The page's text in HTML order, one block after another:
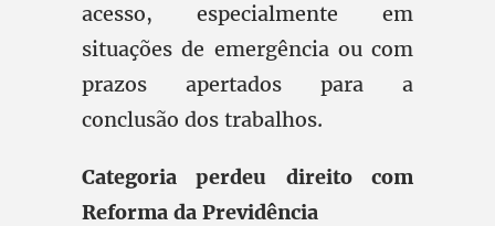
acesso, especialmente em
situações de emergência ou com
prazos apertados para a
conclusão dos trabalhos.
Categoria perdeu direito com
Reforma da Previdência